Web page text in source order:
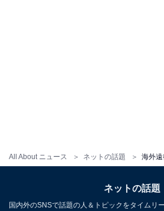
All About ニュース ネットの話題
ネットの話題
国内外のSNSで話題の人＆トピックをタイムリ